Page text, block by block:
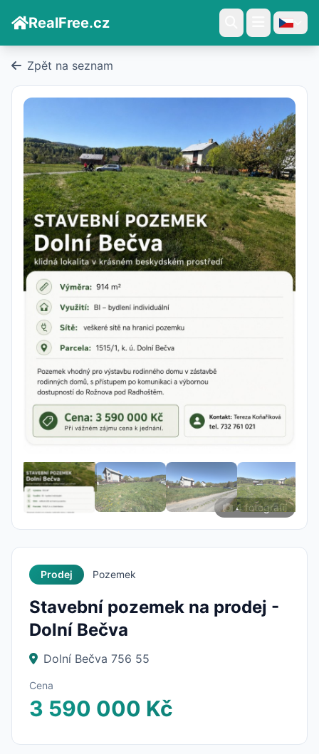
RealFree.cz
Zpět na seznam
4 fotografií
Prodej Pozemek
Stavební pozemek na prodej -
Dolní Bečva
Dolní Bečva 756 55
Cena
3 590 000 Kč